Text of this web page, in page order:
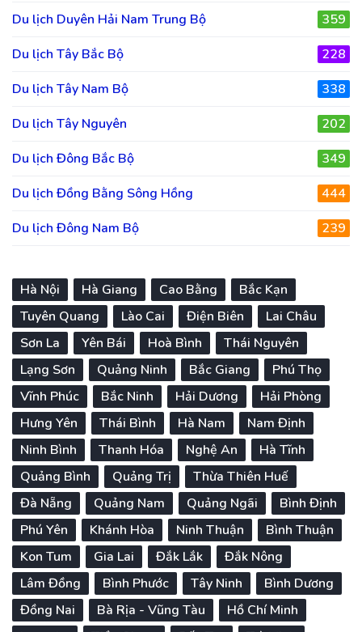
Du lịch Duyên Hải Nam Trung Bộ
359
Du lịch Tây Bắc Bộ
228
Du lịch Tây Nam Bộ
338
Du lịch Tây Nguyên
202
Du lịch Đông Bắc Bộ
349
Du lịch Đồng Bằng Sông Hồng
444
Du lịch Đông Nam Bộ
239
Hà Nội Hà Giang Cao Bằng
Bắc Kạn
Tuyên Quang
Lào Cai Điện Biên
Lai Châu
Sơn La
Yên Bái Hoà Bình
Thái Nguyên
Lạng Sơn
Quảng Ninh Bắc Giang
Phú Thọ
Vĩnh Phúc
Bắc Ninh Hải Dương
Hải Phòng
Hưng Yên
Thái Bình Hà Nam
Nam Định
Ninh Bình
Thanh Hóa Nghệ An
Hà Tĩnh
Quảng Bình
Quảng Trị
Thừa Thiên Huế
Đà Nẵng
Quảng Nam Quảng Ngãi
Bình Định
Phú Yên
Khánh Hòa Ninh Thuận
Bình Thuận
Kon Tum
Gia Lai Đắk Lắk
Đắk Nông
Lâm Đồng
Bình Phước Tây Ninh
Bình Dương
Đồng Nai
Bà Rịa - Vũng Tàu
Hồ Chí Minh